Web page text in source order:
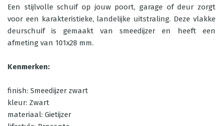
Een stijlvolle schuif op jouw poort, garage of deur zorgt
voor een karakteristieke, landelijke uitstraling. Deze vlakke
deurschuif is gemaakt van smeedijzer en heeft een
afmeting van 101x28 mm.
Kenmerken:
finish: Smeedijzer zwart
kleur: Zwart
materiaal: Gietijzer